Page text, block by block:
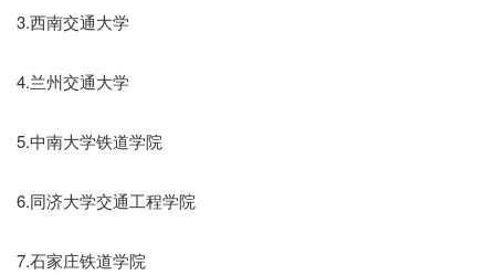
3.西南交通大学
4.兰州交通大学
5.中南大学铁道学院
6.同济大学交通工程学院
7.石家庄铁道学院